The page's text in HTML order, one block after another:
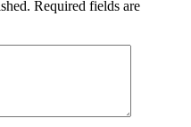
Required fields are